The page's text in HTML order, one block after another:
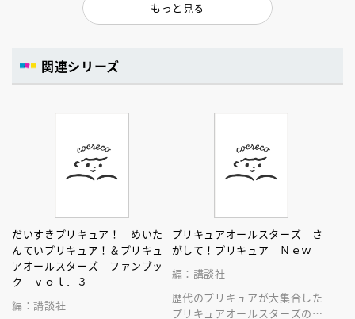
もっと見る
関連シリーズ
だいすきプリキュア！ めいた
んていプリキュア！＆プリキュ
アオールスターズ ファンブッ
ク ｖｏｌ．３
編：講談社
プリキュアオールスターズ さ
がして！プリキュア Ｎｅｗ
編：講談社
歴代のプリキュアが大集合した
プリキュアオールスターズのさ